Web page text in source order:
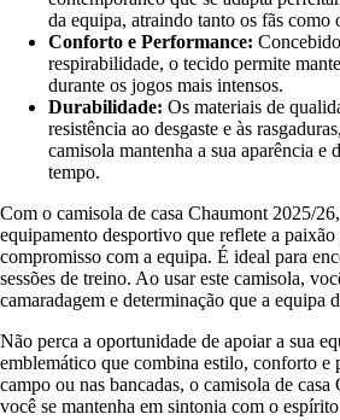
da equipa, atraindo tanto os fãs como
Conforto e Performance:
respirabilidade, o tecido permite
durante os jogos mais intensos.
Durabilidade: Os materiais de
resistência ao desgaste e às
camisola mantenha a sua aparência e
tempo.
Com o camisola de casa Chaumont 2025/
equipamento desportivo que reflete a
compromisso com a equipa. É ideal para
sessões de treino. Ao usar este camisola,
camaradagem e determinação que a equipa
Não perca a oportunidade de apoiar a sua
emblemático que combina estilo, conforto e
campo ou nas bancadas, o camisola de
você se mantenha em sintonia com o